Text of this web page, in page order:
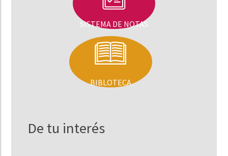
SISTEMA DE NOTAS
BIBLOTECA
De tu interés